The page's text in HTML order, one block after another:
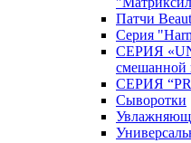
Патчи
Серия
СЕРИЯ
смешанной
СЕРИЯ
Сыворотки